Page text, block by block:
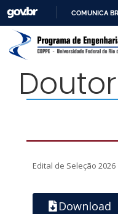
COMUNICA BR
Edital de Seleção 2026
Download